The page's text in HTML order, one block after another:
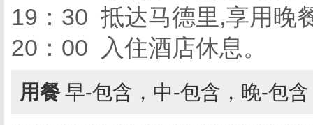
19：30 抵达马德里,享用晚
20：00 入住酒店休息。
用餐 早-包含，中-包含，晚-包